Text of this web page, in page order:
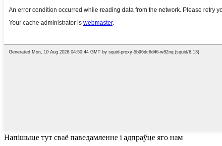
Напішыце тут сваё паведамленне і адпраўце яго нам